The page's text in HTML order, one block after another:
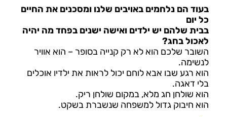
בעוד הם נלחמים באויבים שלנו ומסכנים את החיים
כל יום
בבית שלהם יש ילדים ואישה ישנים בפחד מה יהיה
לאכול בחג?
השובר שלכם הוא לא רק קנייה בסופר – הוא אוויר
לנשימה.
הוא רגע שבו אבא לוחם יכול לראות את ילדיו אוכלים
בלי דאגה.
הוא שולחן חג מלא, במקום שולחן ריק.
הוא חיבוק גדול למשפחה שנשברת בשקט.